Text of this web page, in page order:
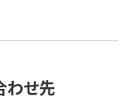
わせ先